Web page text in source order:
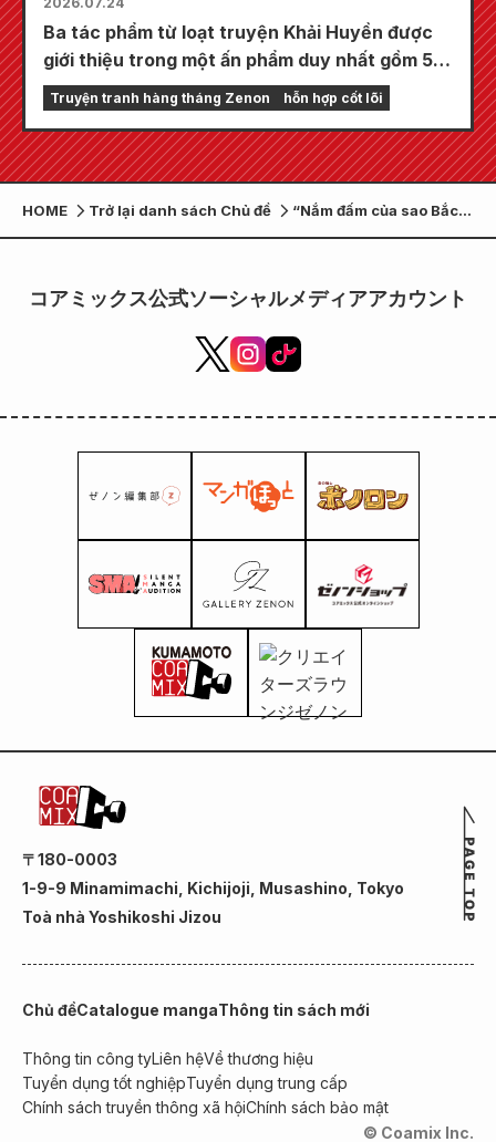
Ba tác phẩm từ loạt truyện Khải Huyền được
giới thiệu trong một ấn phẩm duy nhất gồm 5
chương!! "Monthly Comic Zenon số tháng 9
năm 2026" sẽ được bán ra vào ngày 24 tháng
7!!
Truyện tranh hàng tháng Zenon hỗn hợp cốt lõi
HOME Trở lại danh sách Chủ đề
“Nắm đấm của sao Bắc
Đẩu” x WESTER
đang được tổ chức!
コアミックス公式ソーシャルメディアアカウント
〒180-0003
1-9-9 Minamimachi, Kichijoji, Musashino, Tokyo
Toà nhà Yoshikoshi Jizou
Chủ đềCatalogue mangaThông tin sách mới
Thông tin công tyLiên hệVề thương hiệu
Tuyển dụng tốt nghiệpTuyển dụng trung cấp
Chính sách truyền thông xã hộiChính sách bảo mật
© Coamix Inc.